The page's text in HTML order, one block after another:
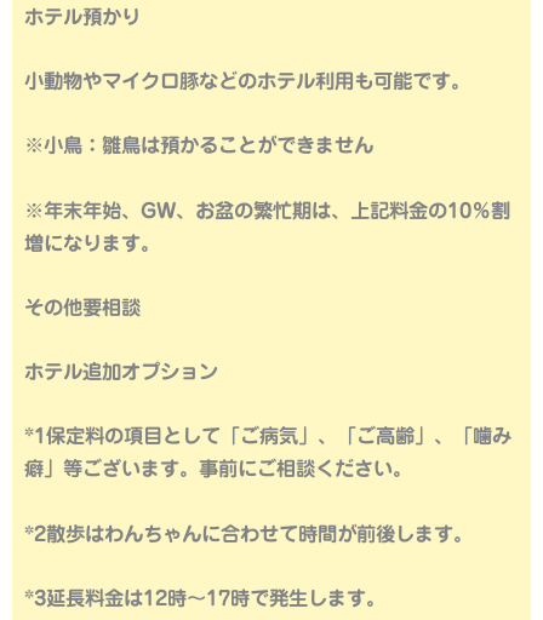
ホテル預かり
小動物やマイクロ豚などのホテル利用も可能です。
※小鳥：雛鳥は預かることができません
※年末年始、GW、お盆の繁忙期は、上記料金の10％割
増になります。
その他要相談
ホテル追加オプション
*1保定料の項目として「ご病気」、「ご高齢」、「噛み
癖」等ございます。事前にご相談ください。
*2散歩はわんちゃんに合わせて時間が前後します。
*3延長料金は12時～17時で発生します。